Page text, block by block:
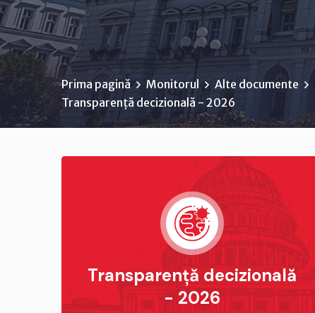
Prima pagină Monitorul Alte documente
Transparență decizională - 2026
Transparență decizională
- 2026